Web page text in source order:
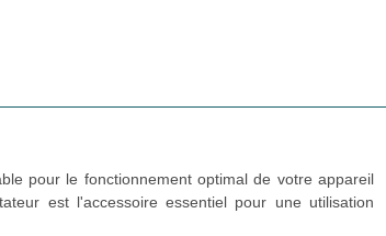
pour le fonctionnement optimal de votre appareil
est l'accessoire essentiel pour une utilisation